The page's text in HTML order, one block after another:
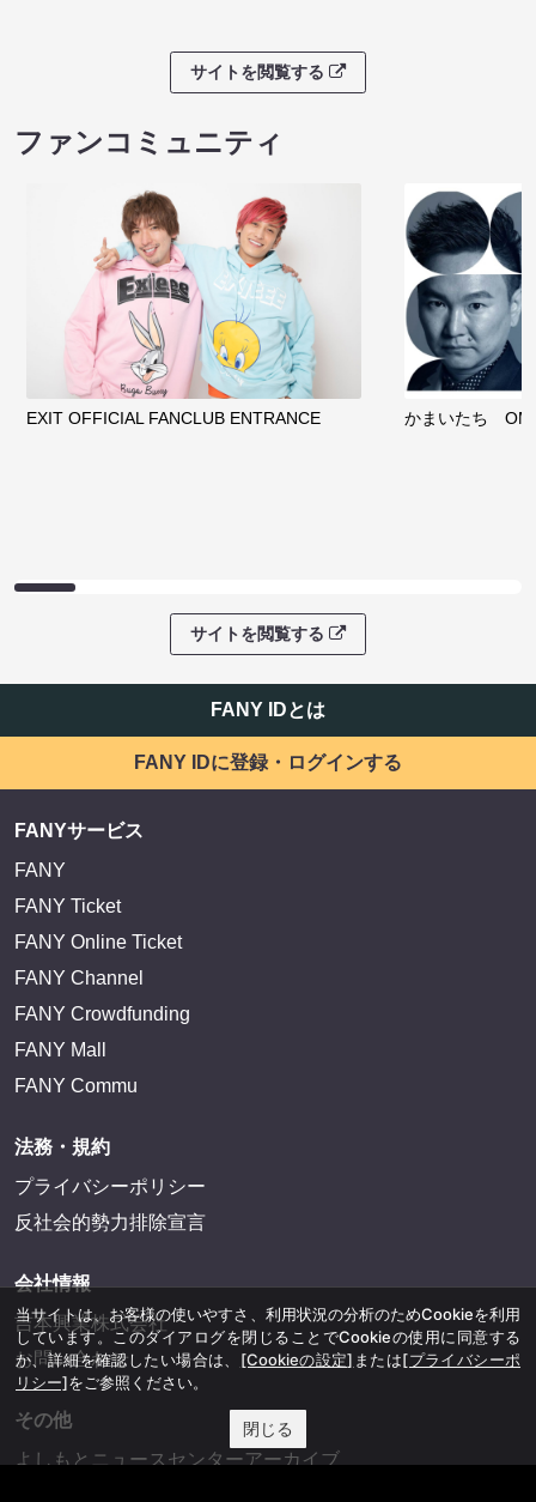
サイトを閲覧する
ファンコミュニティ
EXIT OFFICIAL FANCLUB ENTRANCE かまいたち
サイトを閲覧する
FANY IDとは
FANY IDに登録・ログインする
FANYサービス
FANY
FANY Ticket
FANY Online Ticket
FANY Channel
FANY Crowdfunding
FANY Mall
FANY Commu
法務・規約
プライバシーポリシー
反社会的勢力排除宣言
会社情報
吉本興業株式会社
お問い合わせ
その他
よしもとニュースセンターアーカイブ
当サイトは、お客様の使いやすさ、利用状況の分析のためCookieを利用
しています。このダイアログを閉じることでCookieの使用に同意する
か、詳細を確認したい場合は、 [Cookieの設定] または[プライバシーポ
リシー]をご参照ください。
閉じる